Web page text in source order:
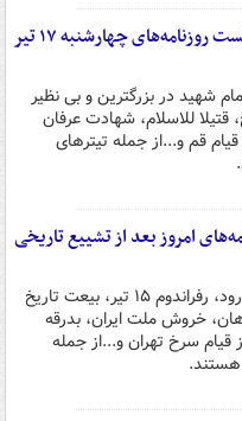
عکس/ صفحه نخست روزنامه‌های چهارشنبه ۱۷ تیر
شهید در بزرگترین و بی نظیر
قتیلا للاسلام، شهادت عرفان
قم و...از جمله تیترهای
امروز بعد از تشییع تاریخی
دیدم که جانم می‌رود، رفراندوم ۱۵ تیر، بیعت تاریخ
خروش ملت ایران، بدرقه
سرخ تهران و...از جمله